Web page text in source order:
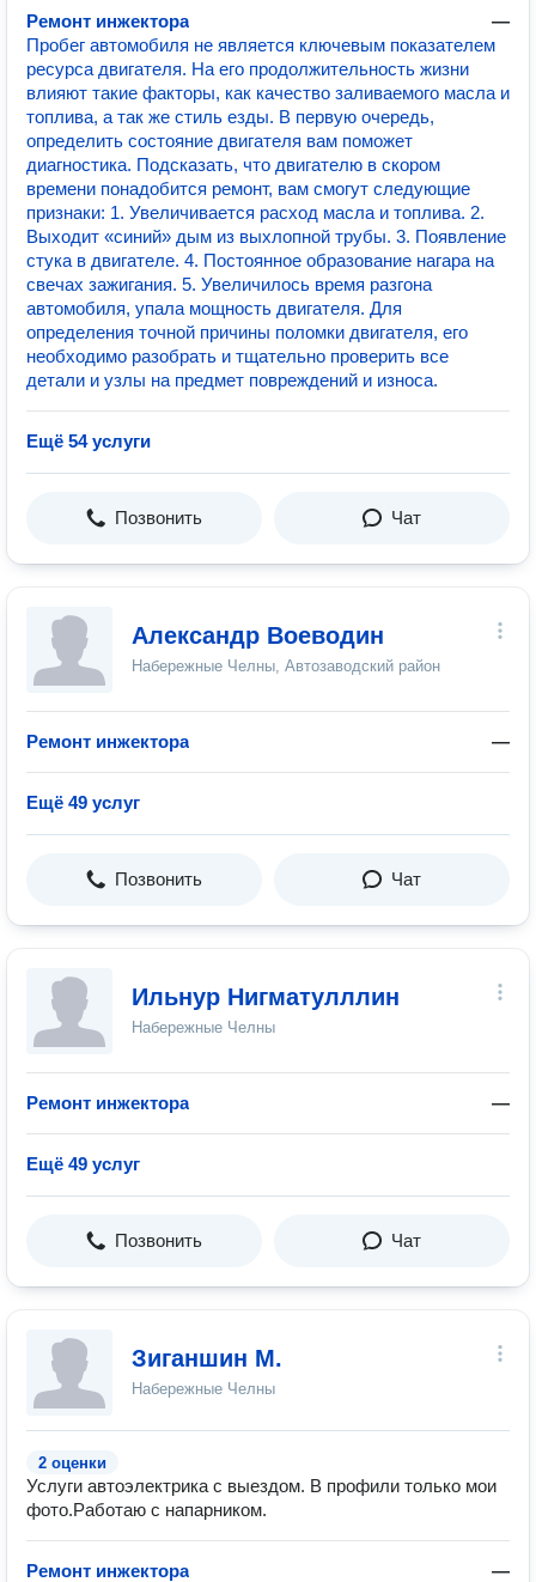
Ремонт инжектора
—
Пробег автомобиля не является ключевым показателем
ресурса двигателя. На его продолжительность жизни
влияют такие факторы, как качество заливаемого масла и
топлива, а так же стиль езды. В первую очередь,
определить состояние двигателя вам поможет
диагностика. Подсказать, что двигателю в скором
времени понадобится ремонт, вам смогут следующие
признаки: 1. Увеличивается расход масла и топлива. 2.
Выходит «синий» дым из выхлопной трубы. 3. Появление
стука в двигателе. 4. Постоянное образование нагара на
свечах зажигания. 5. Увеличилось время разгона
автомобиля, упала мощность двигателя. Для
определения точной причины поломки двигателя, его
необходимо разобрать и тщательно проверить все
детали и узлы на предмет повреждений и износа.
Ещё 54 услуги
Позвонить Чат
Александр Воеводин
Набережные Челны, Автозаводский район
Ремонт инжектора —
Ещё 49 услуг
Позвонить Чат
Ильнур Нигматулллин
Набережные Челны
Ремонт инжектора —
Ещё 49 услуг
Позвонить Чат
Зиганшин М.
Набережные Челны
2 оценки
Услуги автоэлектрика с выездом. В профили только мои
фото.Работаю с напарником.
Ремонт инжектора —